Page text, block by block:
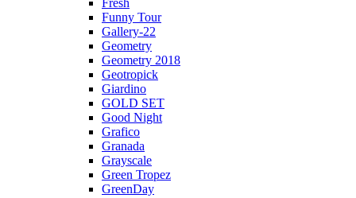
Fresh
Funny Tour
Gallery-22
Geometry
Geometry 2018
Geotropick
Giardino
GOLD SET
Good Night
Grafico
Granada
Grayscale
Green Tropez
GreenDay